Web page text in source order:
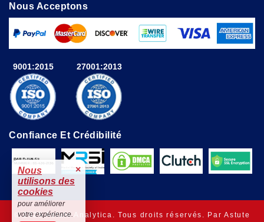
Nous Acceptons
9001:2015 27001:2013
Confiance Et Crédibilité
© 2025 Astute Analytica. Tous droits réservés. Par Astute
Nous
utilisons des
cookies
×
pour améliorer
votre expérience.